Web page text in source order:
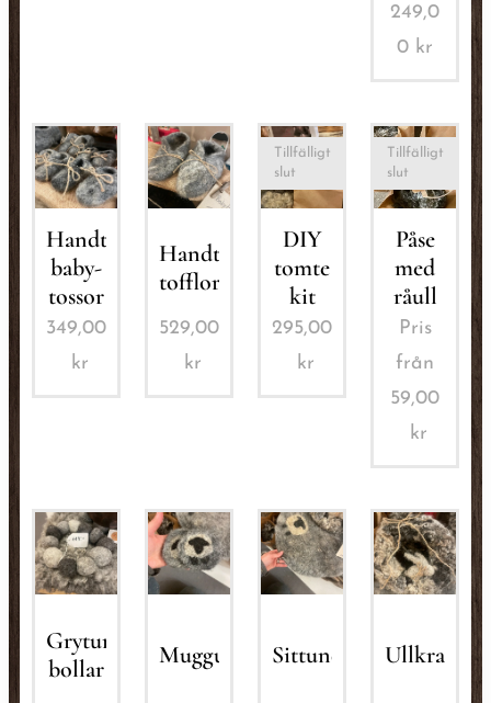
249,0
0 kr
Handtovade
baby-
tossor
349,00
kr
Handtovade
tofflor
529,00
kr
DIY
tomte
kit
Tillfälligt
slut
295,00
kr
Påse
med
råull
Tillfälligt
slut
Pris
från
59,00
kr
Grytunderlägg
bollar
MuggunderläggSittunderlagUllkrans